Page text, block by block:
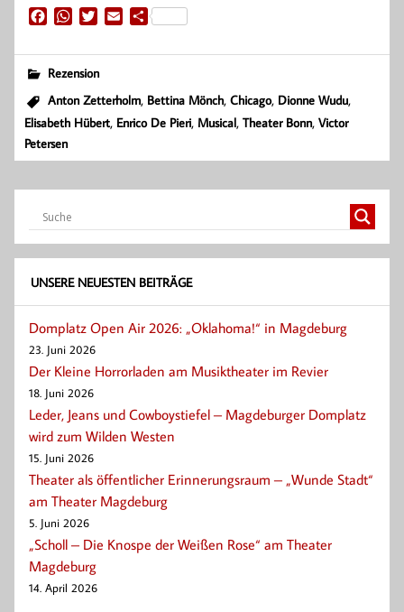
c
e
o
o
k
W
a
t
A
p
i
t
e
r
a
T
i
n
Rezension
Anton Zetterholm, Bettina Mönch,Chicago, Dionne Wudu,
Elisabeth Hübert, Enrico De Pieri, Musical,Theater Bonn,Victor
Petersen
UNSERE NEUESTEN BEITRÄGE
Domplatz Open Air 2026: „Oklahoma!“ in Magdeburg
23. Juni 2026
Der Kleine Horrorladen am Musiktheater im Revier
18. Juni 2026
Leder, Jeans und Cowboystiefel – Magdeburger Domplatz
wird zum Wilden Westen
15. Juni 2026
Theater als öffentlicher Erinnerungsraum – „Wunde Stadt“
am Theater Magdeburg
5. Juni 2026
„Scholl – Die Knospe der Weißen Rose“ am Theater
Magdeburg
14. April 2026